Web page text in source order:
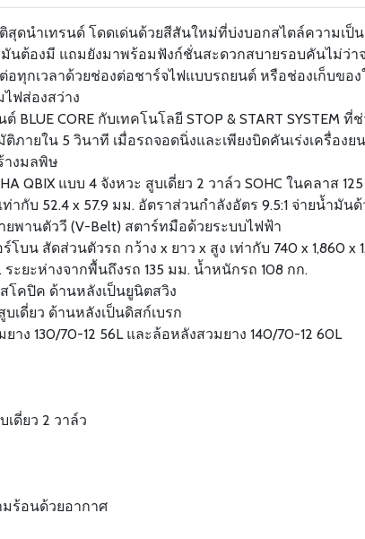
มติสุดนำเทรนด์ โดดเด่นด้วยสีสันใหม่ที่บ่งบอกสไตล์ความ
นต้องมี แถมยังมาพร้อมฟังก์ชั่นสะดวกสบายรอบคันไม่ว่า
มต่อทุกเวลาด้วยช่องต่อชาร์จไฟแบบรถยนต์ หรือช่องเก็บข
ฟส่องสว่าง
CORE กับเทคโนโลยี STOP & START SYSTEM ที่
ภายใน 5 วินาที เมื่อรถจอดนิ่งและเพียงบิดคันเร่งเครื่อง
างมลพิษ
QBIX แบบ 4 จังหวะ สูบเดี่ยว 2 วาล์ว SOHC ในคลาส
ากับ 52.4 x 57.9 มม. อัตราส่วนกำลังอัตร 9.5:1 จ่ายน้ำมัน
ายพานตัววี (V-Belt) สตาร์ทมือด้วยระบบไฟฟ้า
บน สัดส่วนตัวรถ กว้าง x ยาว x สูง เท่ากับ 740 x 1,860 x
ระยะห่างจากพื้นถึงรถ 135 มม. น้ำหนักรถ 108 กก.
โคปิค ด้านหลังเป็นยูนิตสวิง
เดี่ยว ด้านหลังเป็นดิสก์เบรก
าง 130/70-12 56L และล้อหลังสวมยาง 140/70-12 60L
เดี่ยว 2 วาล์ว
มร้อนด้วยอากาศ